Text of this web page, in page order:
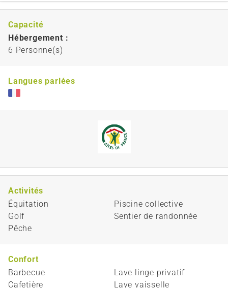
Capacité
Hébergement :
6 Personne(s)
Langues parlées
Activités
Équitation
Golf
Pêche
Piscine collective
Sentier de randonnée
Confort
Barbecue
Cafetière
Lave linge privatif
Lave vaisselle